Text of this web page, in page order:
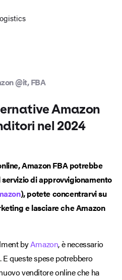
@it,FBA
Amazon
nel 2024
Amazon FBA potrebbe
servizio di approvvigionamento
), potete concentrarvi su
e lasciare che Amazon
byAmazon, è necessario
. E queste spese potrebbero
venditore online che ha